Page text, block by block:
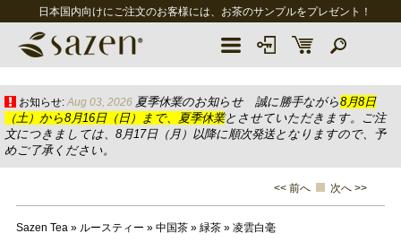
日本国内向けにご注文のお客様には、お茶のサンプルをプレゼント！
お知らせ: Aug 03, 2026 夏季休業のお知らせ 誠に勝手ながら8月8日
（土）から8月16日（日）まで、夏季休業とさせていただきます。ご注
文につきましては、8月17日（月）以降に順次発送となりますので、予
めご了承ください。
<< 前へ 次へ >>
Sazen Tea» ルースティー » 中国茶» 緑茶» 凌雲白毫